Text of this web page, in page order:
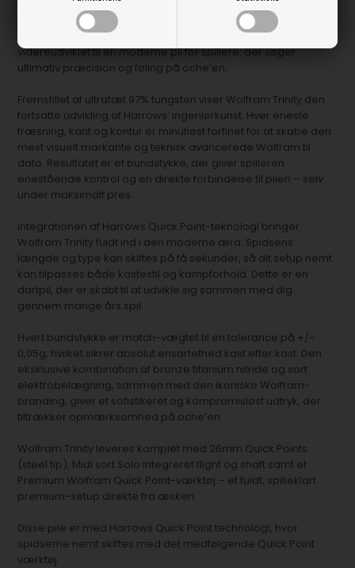
Siden 2013 har Wolfram været et øjeblikkeligt genkendeligt
ikon i Harrows-sortimentet. Med Wolfram Trinity er serien
videreudviklet til en moderne pil for spillere, der søger
ultimativ præcision og føling på oche’en.
Fremstillet af ultratæt 97% tungsten viser Wolfram Trinity den
fortsatte udvikling af Harrows’ ingeniørkunst. Hver eneste
fræsning, kant og kontur er minutiøst forfinet for at skabe den
mest visuelt markante og teknisk avancerede Wolfram til
dato. Resultatet er et bundstykke, der giver spilleren
enestående kontrol og en direkte forbindelse til pilen – selv
under maksimalt pres.
Integrationen af Harrows Quick Point-teknologi bringer
Wolfram Trinity fuldt ind i den moderne æra. Spidsens
længde og type kan skiftes på få sekunder, så dit setup nemt
kan tilpasses både kastestil og kampforhold. Dette er en
dartpil, der er skabt til at udvikle sig sammen med dig
gennem mange års spil.
Hvert bundstykke er match-vægtet til en tolerance på +/-
0,05g, hvilket sikrer absolut ensartethed kast efter kast. Den
eksklusive kombination af bronze titanium nitride og sort
elektrobelægning, sammen med den ikoniske Wolfram-
branding, giver et sofistikeret og kompromisløst udtryk, der
tiltrækker opmærksomhed på oche’en.
Wolfram Trinity leveres komplet med 26mm Quick Points
(steel tip), Midi sort Solo integreret flight og shaft samt et
Premium Wolfram Quick Point-værktøj – et fuldt, spilleklart
premium-setup direkte fra æsken.
Disse pile er med Harrows Quick Point technologi, hvor
spidserne nemt skiftes med det medfølgende Quick Point
værktøj.